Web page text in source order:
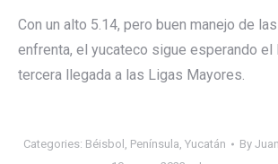
Con un alto 5.14, pero buen manejo de
enfrenta, el yucateco sigue esperando el
tercera llegada a las Ligas Mayores.
Categories: Béisbol , Península, Yucatán By